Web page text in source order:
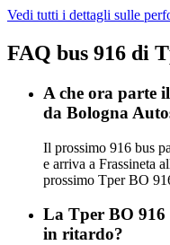
Vedi tutti i dettagli sulle
FAQ bus 916 di
A che ora parte
da Bologna
Il prossimo 916 bus
e arriva a Frassineta
prossimo Tper BO
La Tper BO 916
in ritardo?